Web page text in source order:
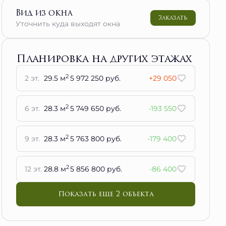
Вид из окна
Уточнить куда выходят окна
Заказать
Планировка на других этажах
2 эт. 29.5 м2 5 972 250 руб. +29 050
6 эт. 28.3 м2 5 749 650 руб. -193 550
9 эт. 28.3 м2 5 763 800 руб. -179 400
12 эт. 28.8 м25 856 800 руб. -86 400
Показать еще 2 объектa